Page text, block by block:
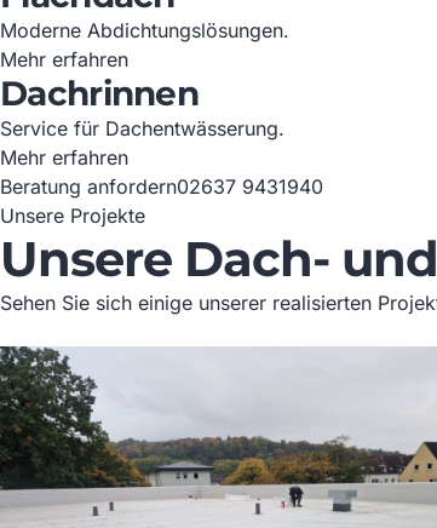
Moderne Abdichtungslösungen.
Mehr erfahren
Dachrinnen
Service für Dachentwässerung.
Mehr erfahren
Beratung anfordern02637 9431940
Unsere Projekte
Unsere Dach-
Sehen Sie sich einige unserer realisierten